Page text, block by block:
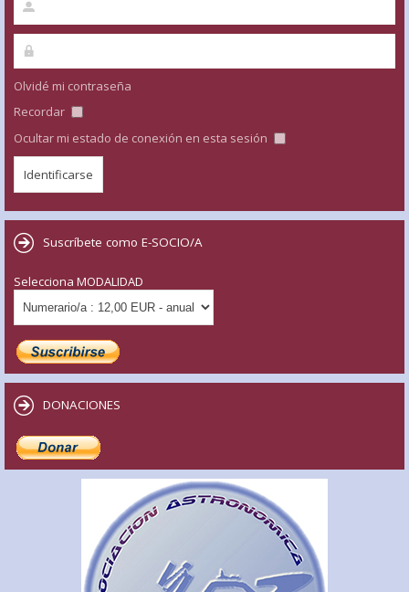
Olvidé mi contraseña
Recordar
Ocultar mi estado de conexión en esta sesión
Suscríbete como E-SOCIO/A
Selecciona MODALIDAD
DONACIONES